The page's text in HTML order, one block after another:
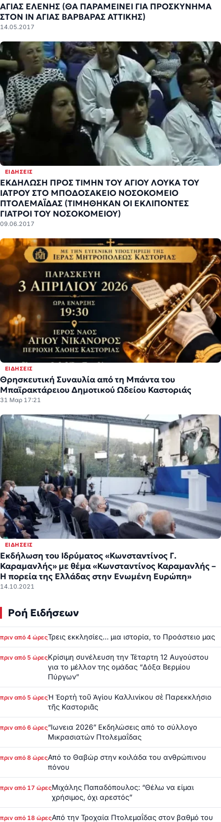
ΑΓΙΑΣ ΕΛΕΝΗΣ (ΘΑ ΠΑΡΑΜΕΙΝΕΙ ΓΙΑ ΠΡΟΣΚΥΝΗΜΑ
ΣΤΟΝ ΙΝ ΑΓΙΑΣ ΒΑΡΒΑΡΑΣ ΑΤΤΙΚΗΣ)
14.05.2017
ΕΙΔΉΣΕΙΣ
ΕΚΔΗΛΩΣΗ ΠΡΟΣ ΤΙΜΗΝ ΤΟΥ ΑΓΙΟΥ ΛΟΥΚΑ ΤΟΥ
ΙΑΤΡΟΥ ΣΤΟ ΜΠΟΔΟΣΑΚΕΙΟ ΝΟΣΟΚΟΜΕΙΟ
ΠΤΟΛΕΜΑΪΔΑΣ (ΤΙΜΗΘΗΚΑΝ ΟΙ ΕΚΛΙΠΟΝΤΕΣ
ΓΙΑΤΡΟΙ ΤΟΥ ΝΟΣΟΚΟΜΕΙΟΥ)
09.06.2017
ΕΙΔΉΣΕΙΣ
Θρησκευτική Συναυλία από τη Μπάντα του
Μπαϊρακτάρειου Δημοτικού Ωδείου Καστοριάς
31 Μαρ 17:21
ΕΙΔΉΣΕΙΣ
Εκδήλωση του Ιδρύματος «Κωνσταντίνος Γ.
Καραμανλής» με θέμα «Κωνσταντίνος Καραμανλής –
Η πορεία της Ελλάδας στην Ενωμένη Ευρώπη»
14.10.2021
Ροή Ειδήσεων
πριν από 4 ώρεςΤρεις εκκλησίες… μια ιστορία, το Προάστειο μας
πριν από 5 ώρεςΚρίσιμη συνέλευση την Τέταρτη 12 Αυγούστου
για το μέλλον της ομάδας “Δόξα Βερμίου
Πύργων”
πριν από 5 ώρεςἩ Ἑορτὴ τοῦ Ἁγίου Καλλινίκου σὲ Παρεκκλήσιο
τῆς Καστοριᾶς
πριν από 6 ώρες“Ιωνεια 2026” Εκδηλώσεις από το σύλλογο
Μικρασιατών Πτολεμαΐδας
πριν από 8 ώρεςΑπό το Θαβώρ στην κοιλάδα του ανθρώπινου
πόνου
πριν από 17 ώρεςΜιχάλης Παπαδόπουλος: “Θέλω να είμαι
χρήσιμος, όχι αρεστός”
πριν από 18 ώρεςΑπό την Τροχαία Πτολεμαΐδας στον βαθμό του